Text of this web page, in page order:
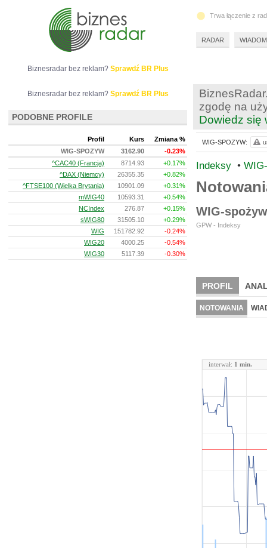
zgodę na
Dowiedz się
Indeksy •
WIG-
GPW - Indeksy
PROFIL
NOTOWANIA
interwał: 1 min.
WIG-SPOZYW:
Biznesradar bez reklam? Sprawdź BR Plus
Biznesradar bez reklam? Sprawdź BR Plus
PODOBNE PROFILE
Profil Kurs
Zmiana %
WIG-SPOZYW
3162.90
-0.23%
^CAC40 (Francja)
8714.93
+0.17%
^DAX (Niemcy)
26355.35
+0.82%
^FTSE100 (Wielka Brytania)
10901.09
+0.31%
mWIG40
10593.31
+0.54%
NCIndex
276.87
+0.15%
sWIG80
31505.10
+0.29%
WIG
151782.92
-0.24%
WIG20
4000.25
-0.54%
WIG30
5117.39 -0.30%
Trwa łączenie z
RADAR